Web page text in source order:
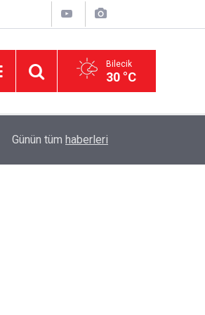
Bilecik
30 °C
Arpacı Yaz Kur'an Kurslarını Ziyaret Etti
Günün tüm haberleri